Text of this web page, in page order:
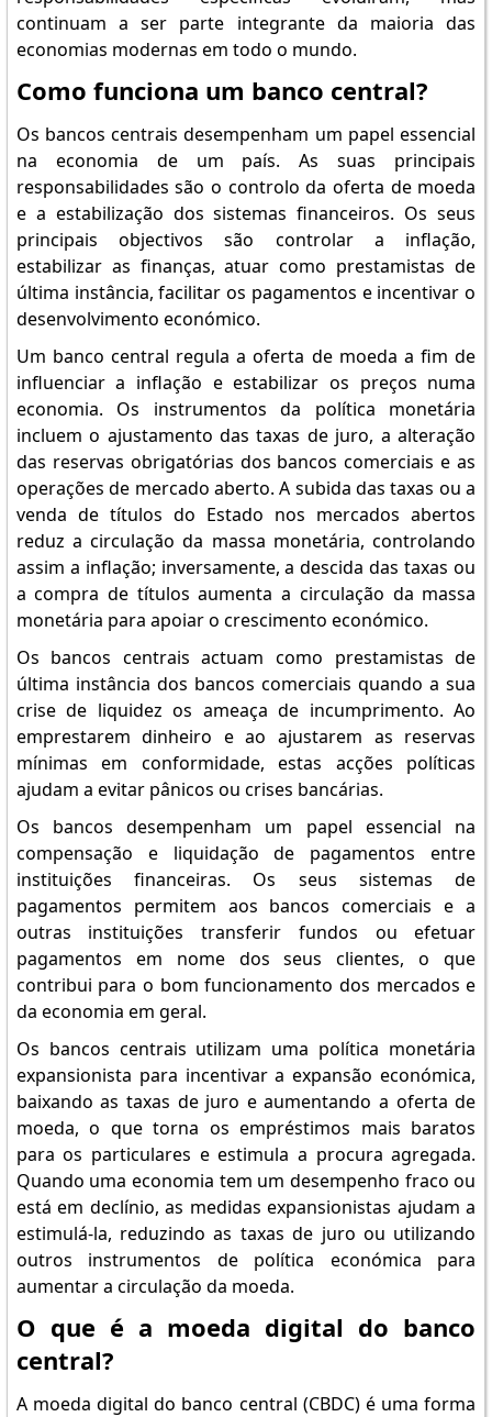
continuam a ser parte integrante da maioria das
economias modernas em todo o mundo.
Como funciona um banco central?
Os bancos centrais desempenham um papel essencial
na economia de um país. As suas principais
responsabilidades são o controlo da oferta de moeda
e a estabilização dos sistemas financeiros. Os seus
principais objectivos são controlar a inflação,
estabilizar as finanças, atuar como prestamistas de
última instância, facilitar os pagamentos e incentivar o
desenvolvimento económico.
Um banco central regula a oferta de moeda a fim de
influenciar a inflação e estabilizar os preços numa
economia. Os instrumentos da política monetária
incluem o ajustamento das taxas de juro, a alteração
das reservas obrigatórias dos bancos comerciais e as
operações de mercado aberto. A subida das taxas ou a
venda de títulos do Estado nos mercados abertos
reduz a circulação da massa monetária, controlando
assim a inflação; inversamente, a descida das taxas ou
a compra de títulos aumenta a circulação da massa
monetária para apoiar o crescimento económico.
Os bancos centrais actuam como prestamistas de
última instância dos bancos comerciais quando a sua
crise de liquidez os ameaça de incumprimento. Ao
emprestarem dinheiro e ao ajustarem as reservas
mínimas em conformidade, estas acções políticas
ajudam a evitar pânicos ou crises bancárias.
Os bancos desempenham um papel essencial na
compensação e liquidação de pagamentos entre
instituições financeiras. Os seus sistemas de
pagamentos permitem aos bancos comerciais e a
outras instituições transferir fundos ou efetuar
pagamentos em nome dos seus clientes, o que
contribui para o bom funcionamento dos mercados e
da economia em geral.
Os bancos centrais utilizam uma política monetária
expansionista para incentivar a expansão económica,
baixando as taxas de juro e aumentando a oferta de
moeda, o que torna os empréstimos mais baratos
para os particulares e estimula a procura agregada.
Quando uma economia tem um desempenho fraco ou
está em declínio, as medidas expansionistas ajudam a
estimulá-la, reduzindo as taxas de juro ou utilizando
outros instrumentos de política económica para
aumentar a circulação da moeda.
O que é a moeda digital do banco
central?
A moeda digital do banco central (CBDC) é uma forma